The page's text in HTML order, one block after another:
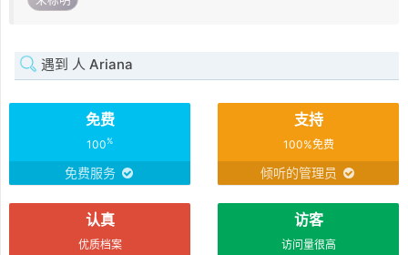
遇到 人 Ariana
免费
100%
免费服务
支持
100%免费
倾听的管理员
认真
优质档案
访客
访问量很高